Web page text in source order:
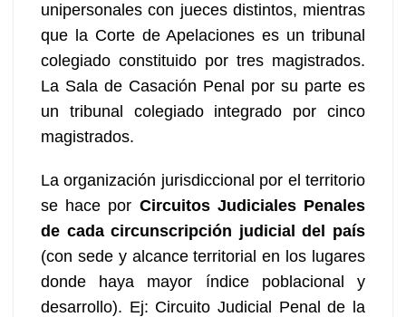
unipersonales con jueces distintos, mientras
que la Corte de Apelaciones es un tribunal
colegiado constituido por tres magistrados.
La Sala de Casación Penal por su parte es
un tribunal colegiado integrado por cinco
magistrados.
La organización jurisdiccional por el territorio
se hace por Circuitos Judiciales Penales
de cada circunscripción judicial del país
(con sede y alcance territorial en los lugares
donde haya mayor índice poblacional y
desarrollo). Ej: Circuito Judicial Penal de la